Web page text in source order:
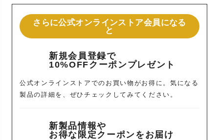
さらに公式オンラインストア会員になる
と
新規会員登録で
10%OFFクーポンプレゼント
公式オンラインストアでのお買い物がお得に。気になる
製品の詳細を、ぜひチェックしてみてください。
新製品情報や
お得な限定クーポンをお届け